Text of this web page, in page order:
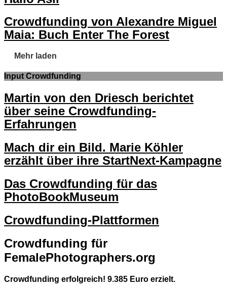
Crowdfunding von Alexandre Miguel
Maia: Buch Enter The Forest
Mehr laden
Input Crowdfunding
Martin von den Driesch berichtet
über seine Crowdfunding-
Erfahrungen
Mach dir ein Bild. Marie Köhler
erzählt über ihre StartNext-Kampagne
Das Crowdfunding für das
PhotoBookMuseum
Crowdfunding-Plattformen
Crowdfunding für
FemalePhotographers.org
Crowdfunding erfolgreich! 9.385 Euro erzielt.